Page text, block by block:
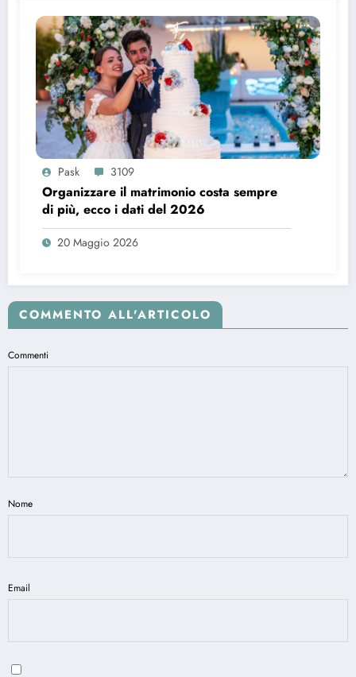
Pask 3109
Organizzare il matrimonio costa sempre
di più, ecco i dati del 2026
20 Maggio 2026
COMMENTO ALL'ARTICOLO
Commenti
Nome
Email